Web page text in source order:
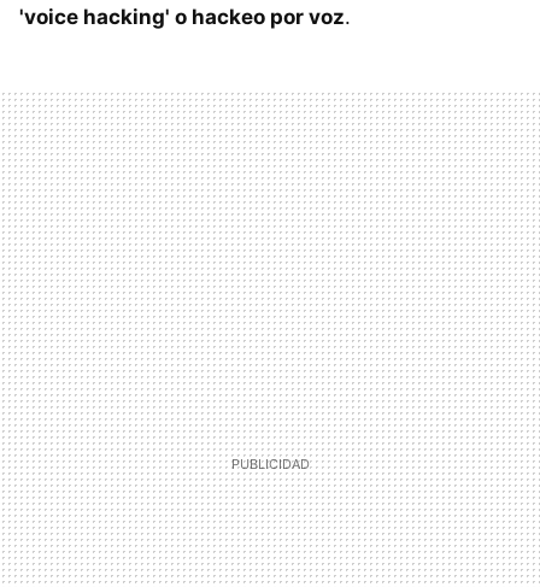
'voice hacking' o hackeo por voz.